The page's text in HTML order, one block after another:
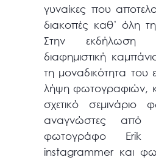
γυναίκες που
διακοπές καθ’ όλη
Στην εκδήλωση
διαφημιστική
τη μοναδικότητα του
λήψη φωτογραφιών,
σχετικό
αναγνώστες από
φωτογράφο
instagrammer και